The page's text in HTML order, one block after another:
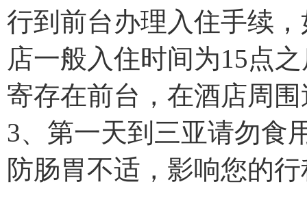
行到前台办理入住手续
店一般入住时间为15点
寄存在前台，在酒店周
3、第一天到三亚请勿食
防肠胃不适，影响您的